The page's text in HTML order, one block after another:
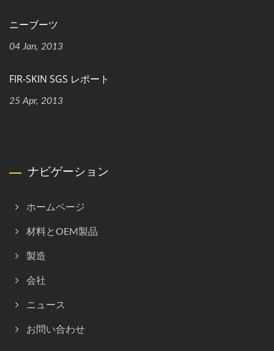
ニーブーツ
04 Jan, 2013
FIR-SKIN SGS レポート
25 Apr, 2013
ナビゲーション
ホームページ
材料とOEM製品
製造
会社
ニュース
お問い合わせ